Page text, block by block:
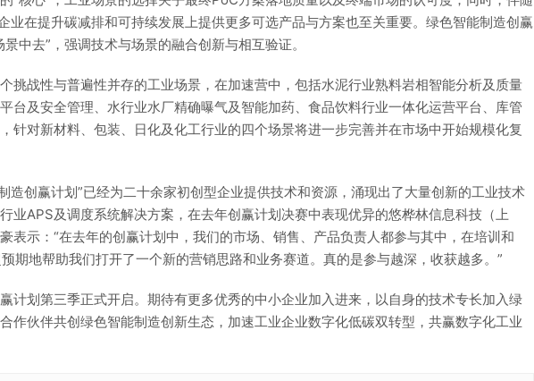
业在提升碳减排和可持续发展上提供更多可选产品与方案也至关重要。绿色智能制造创赢
中去”，强调技术与场景的融合创新与相互验证。
挑战性与普遍性并存的工业场景，在加速营中，包括水泥行业熟料岩相智能分析及质量
台及安全管理、水行业水厂精确曝气及智能加药、食品饮料行业一体化运营平台、库管
针对新材料、包装、日化及化工行业的四个场景将进一步完善并在市场中开始规模化复
造创赢计划”已经为二十余家初创型企业提供技术和资源，涌现出了大量创新的工业技术
业APS及调度系统解决方案，在去年创赢计划决赛中表现优异的悠桦林信息科技（上
表示：“在去年的创赢计划中，我们的市场、销售、产品负责人都参与其中，在培训和
期地帮助我们打开了一个新的营销思路和业务赛道。真的是参与越深，收获越多。”
计划第三季正式开启。期待有更多优秀的中小企业加入进来，以自身的技术专长加入绿
作伙伴共创绿色智能制造创新生态，加速工业企业数字化低碳双转型，共赢数字化工业